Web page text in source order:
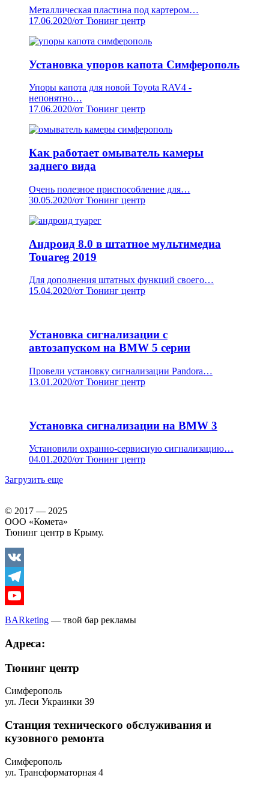
Металлическая пластина под картером…
17.06.2020/от Тюнинг центр
Установка упоров капота Симферополь
Упоры капота для новой Toyota RAV4 -
непонятно…
17.06.2020/от Тюнинг центр
Как работает омыватель камеры
заднего вида
Очень полезное приспособление для…
30.05.2020/от Тюнинг центр
Андроид 8.0 в штатное мультимедиа
Touareg 2019
Для дополнения штатных функций своего…
15.04.2020/от Тюнинг центр
Установка сигнализации с
автозапуском на BMW 5 серии
Провели установку сигнализации Pandora…
13.01.2020/от Тюнинг центр
Установка сигнализации на BMW 3
Установили охранно-сервисную сигнализацию…
04.01.2020/от Тюнинг центр
Загрузить еще
© 2017 — 2025
ООО «Комета»
Тюнинг центр в Крыму.
Vkontakte
Telegram
Youtube
BARketing — твой бар рекламы
Адреса:
Тюнинг центр
Симферополь
ул. Леси Украинки 39
Станция технического обслуживания и
кузовного ремонта
Симферополь
ул. Трансформаторная 4